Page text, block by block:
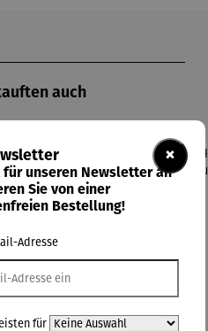
auch
×
unseren Newsletter an
Sie von einer
Bestellung!
Adresse
für